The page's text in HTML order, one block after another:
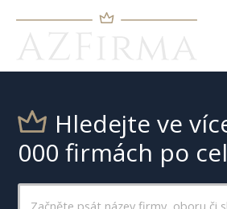
Hledejte ve
000 firmách po